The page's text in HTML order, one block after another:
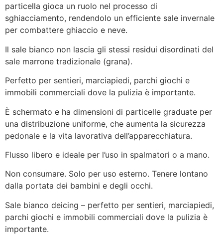
particella gioca un ruolo nel processo di
sghiacciamento, rendendolo un efficiente sale invernale
per combattere ghiaccio e neve.
Il sale bianco non lascia gli stessi residui disordinati del
sale marrone tradizionale (grana).
Perfetto per sentieri, marciapiedi, parchi giochi e
immobili commerciali dove la pulizia è importante.
È schermato e ha dimensioni di particelle graduate per
una distribuzione uniforme, che aumenta la sicurezza
pedonale e la vita lavorativa dell’apparecchiatura.
Flusso libero e ideale per l’uso in spalmatori o a mano.
Non consumare. Solo per uso esterno. Tenere lontano
dalla portata dei bambini e degli occhi.
Sale bianco deicing – perfetto per sentieri, marciapiedi,
parchi giochi e immobili commerciali dove la pulizia è
importante.